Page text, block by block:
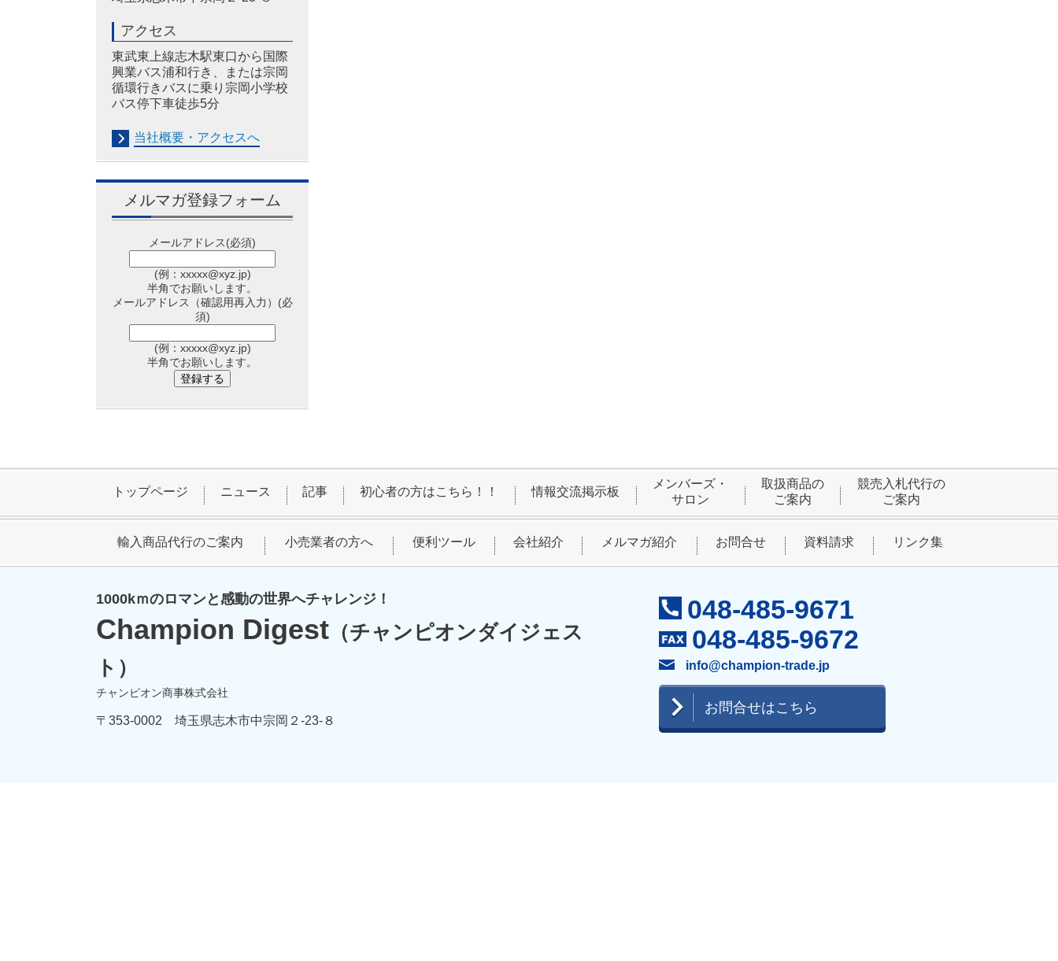
アクセス
東武東上線志木駅東口から国際
興業バス浦和行き、または宗岡
循環行きバスに乗り宗岡小学校
バス停下車徒歩5分
当社概要・アクセスへ
メルマガ登録フォーム
メールアドレス(必須)
(例：xxxxx@xyz.jp)
半角でお願いします。
メールアドレス（確認用再入力） (必
須)
(例：xxxxx@xyz.jp)
半角でお願いします。
トップページ ニュース 記事 初心者の方はこちら！！ 情報交流掲示板
メンバーズ・
サロン
取扱商品の
ご案内
競売入札代行の
ご案内
輸入商品代行のご案内 小売業者の方へ 便利ツール 会社紹介 メルマガ紹介 お問合せ 資料請求 リンク集
1000kｍのロマンと感動の世界へチャレンジ！
Champion Digest （チャンピオンダイジェス
ト）
チャンピオン商事株式会社
〒353-0002 埼玉県志木市中宗岡２-23-８
048-485-9671
048-485-9672
info@champion-trade.jp
お問合せはこちら